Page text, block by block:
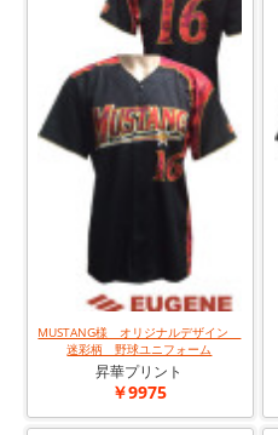
MUSTANG様 オリジナルデザイン
迷彩柄 野球ユニフォーム
昇華プリント
￥9975